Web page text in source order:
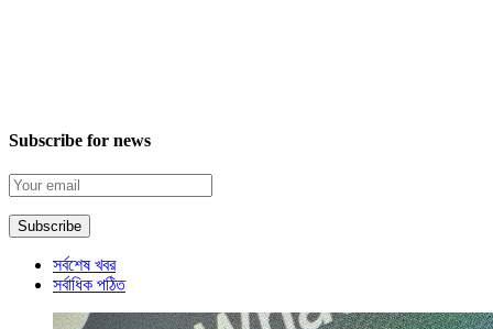
Subscribe for news
সর্বশেষ খবর
সর্বাধিক পঠিত